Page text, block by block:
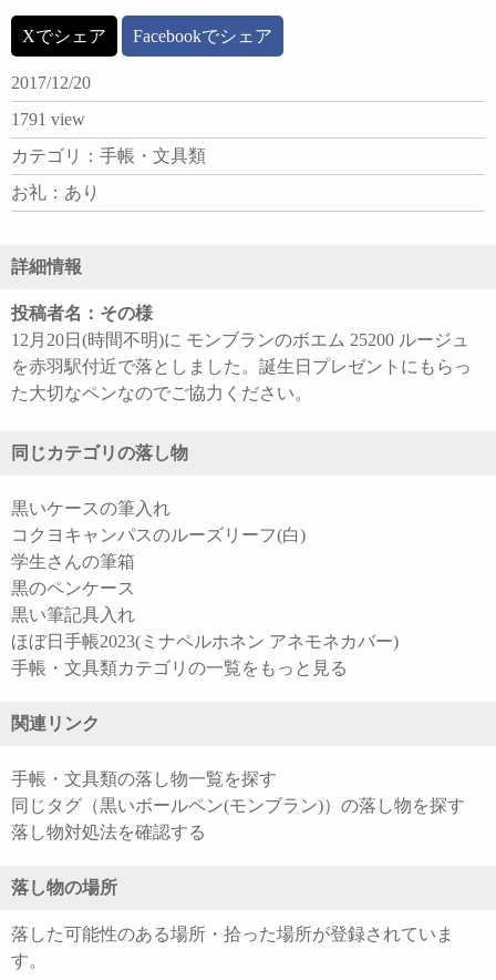
Xでシェア Facebookでシェア
2017/12/20
1791 view
カテゴリ：手帳・文具類
お礼：あり
詳細情報
投稿者名：その様
12月20日(時間不明)に モンブランのボエム 25200 ルージュ
を赤羽駅付近で落としました。誕生日プレゼントにもらっ
た大切なペンなのでご協力ください。
同じカテゴリの落し物
黒いケースの筆入れ
コクヨキャンパスのルーズリーフ(白)
学生さんの筆箱
黒のペンケース
黒い筆記具入れ
ほぼ日手帳2023(ミナペルホネン アネモネカバー)
手帳・文具類カテゴリの一覧をもっと見る
関連リンク
手帳・文具類の落し物一覧を探す
同じタグ（黒いボールペン(モンブラン)）の落し物を探す
落し物対処法を確認する
落し物の場所
落した可能性のある場所・拾った場所が登録されていま
す。